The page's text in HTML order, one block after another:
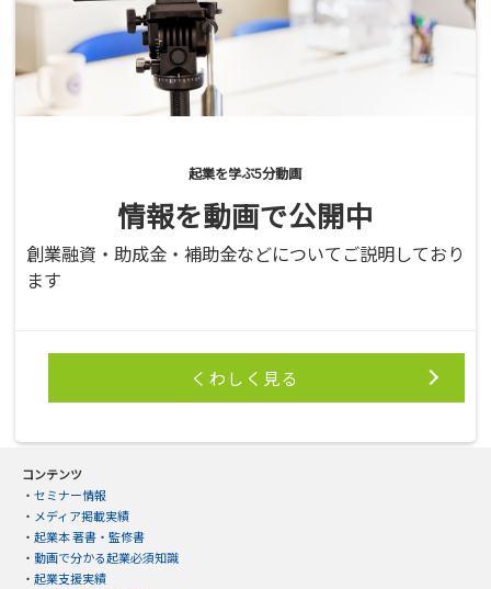
起業を学ぶ5分動画
情報を動画で公開中
創業融資・助成金・補助金などについてご説明しており
ます
くわしく見る
コンテンツ
・ セミナー情報
・ メディア掲載実績
・ 起業本 著書・監修書
・ 動画で分かる起業必須知識
・ 起業支援実績